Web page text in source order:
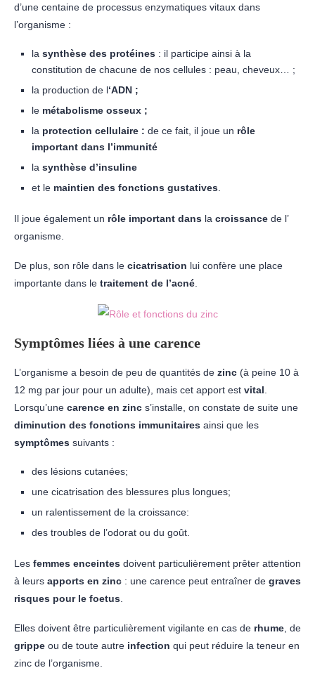
d’une centaine de processus enzymatiques vitaux dans
l’organisme :
la synthèse des protéines : il participe ainsi à la
constitution de chacune de nos cellules : peau, cheveux… ;
la production de l‘ADN ;
le métabolisme osseux ;
la protection cellulaire : de ce fait, il joue un rôle
important dans l’immunité
la synthèse d’insuline
et le maintien des fonctions gustatives
Il joue également un rôle important dans la croissance de l’
organisme.
De plus, son rôle dans le cicatrisation lui confère une place
importante dans le traitement de l’acné
Symptômes liées à une carence
L’organisme a besoin de peu de quantités de zinc (à peine 10 à
12 mg par jour pour un adulte), mais cet apport est vital
Lorsqu’une carence en zinc s’installe, on constate de suite une
diminution des fonctions immunitaires ainsi que les
symptômes suivants :
des lésions cutanées;
une cicatrisation des blessures plus longues;
un ralentissement de la croissance:
des troubles de l’odorat ou du goût.
Les femmes enceintes doivent particulièrement prêter attention
à leurs apports en zinc : une carence peut entraîner de graves
risques pour le foetus
Elles doivent être particulièrement vigilante en cas de rhume , de
grippe ou de toute autre infection qui peut réduire la teneur en
zinc de l’organisme.